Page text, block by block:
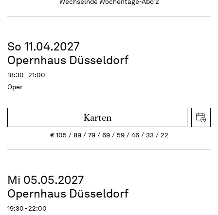
So 11.04.2027
Opernhaus Düsseldorf
18:30 - 21:00
Oper
Karten
€105 89 79 69 59 46 33 22
Mi 05.05.2027
Opernhaus Düsseldorf
19:30 - 22:00